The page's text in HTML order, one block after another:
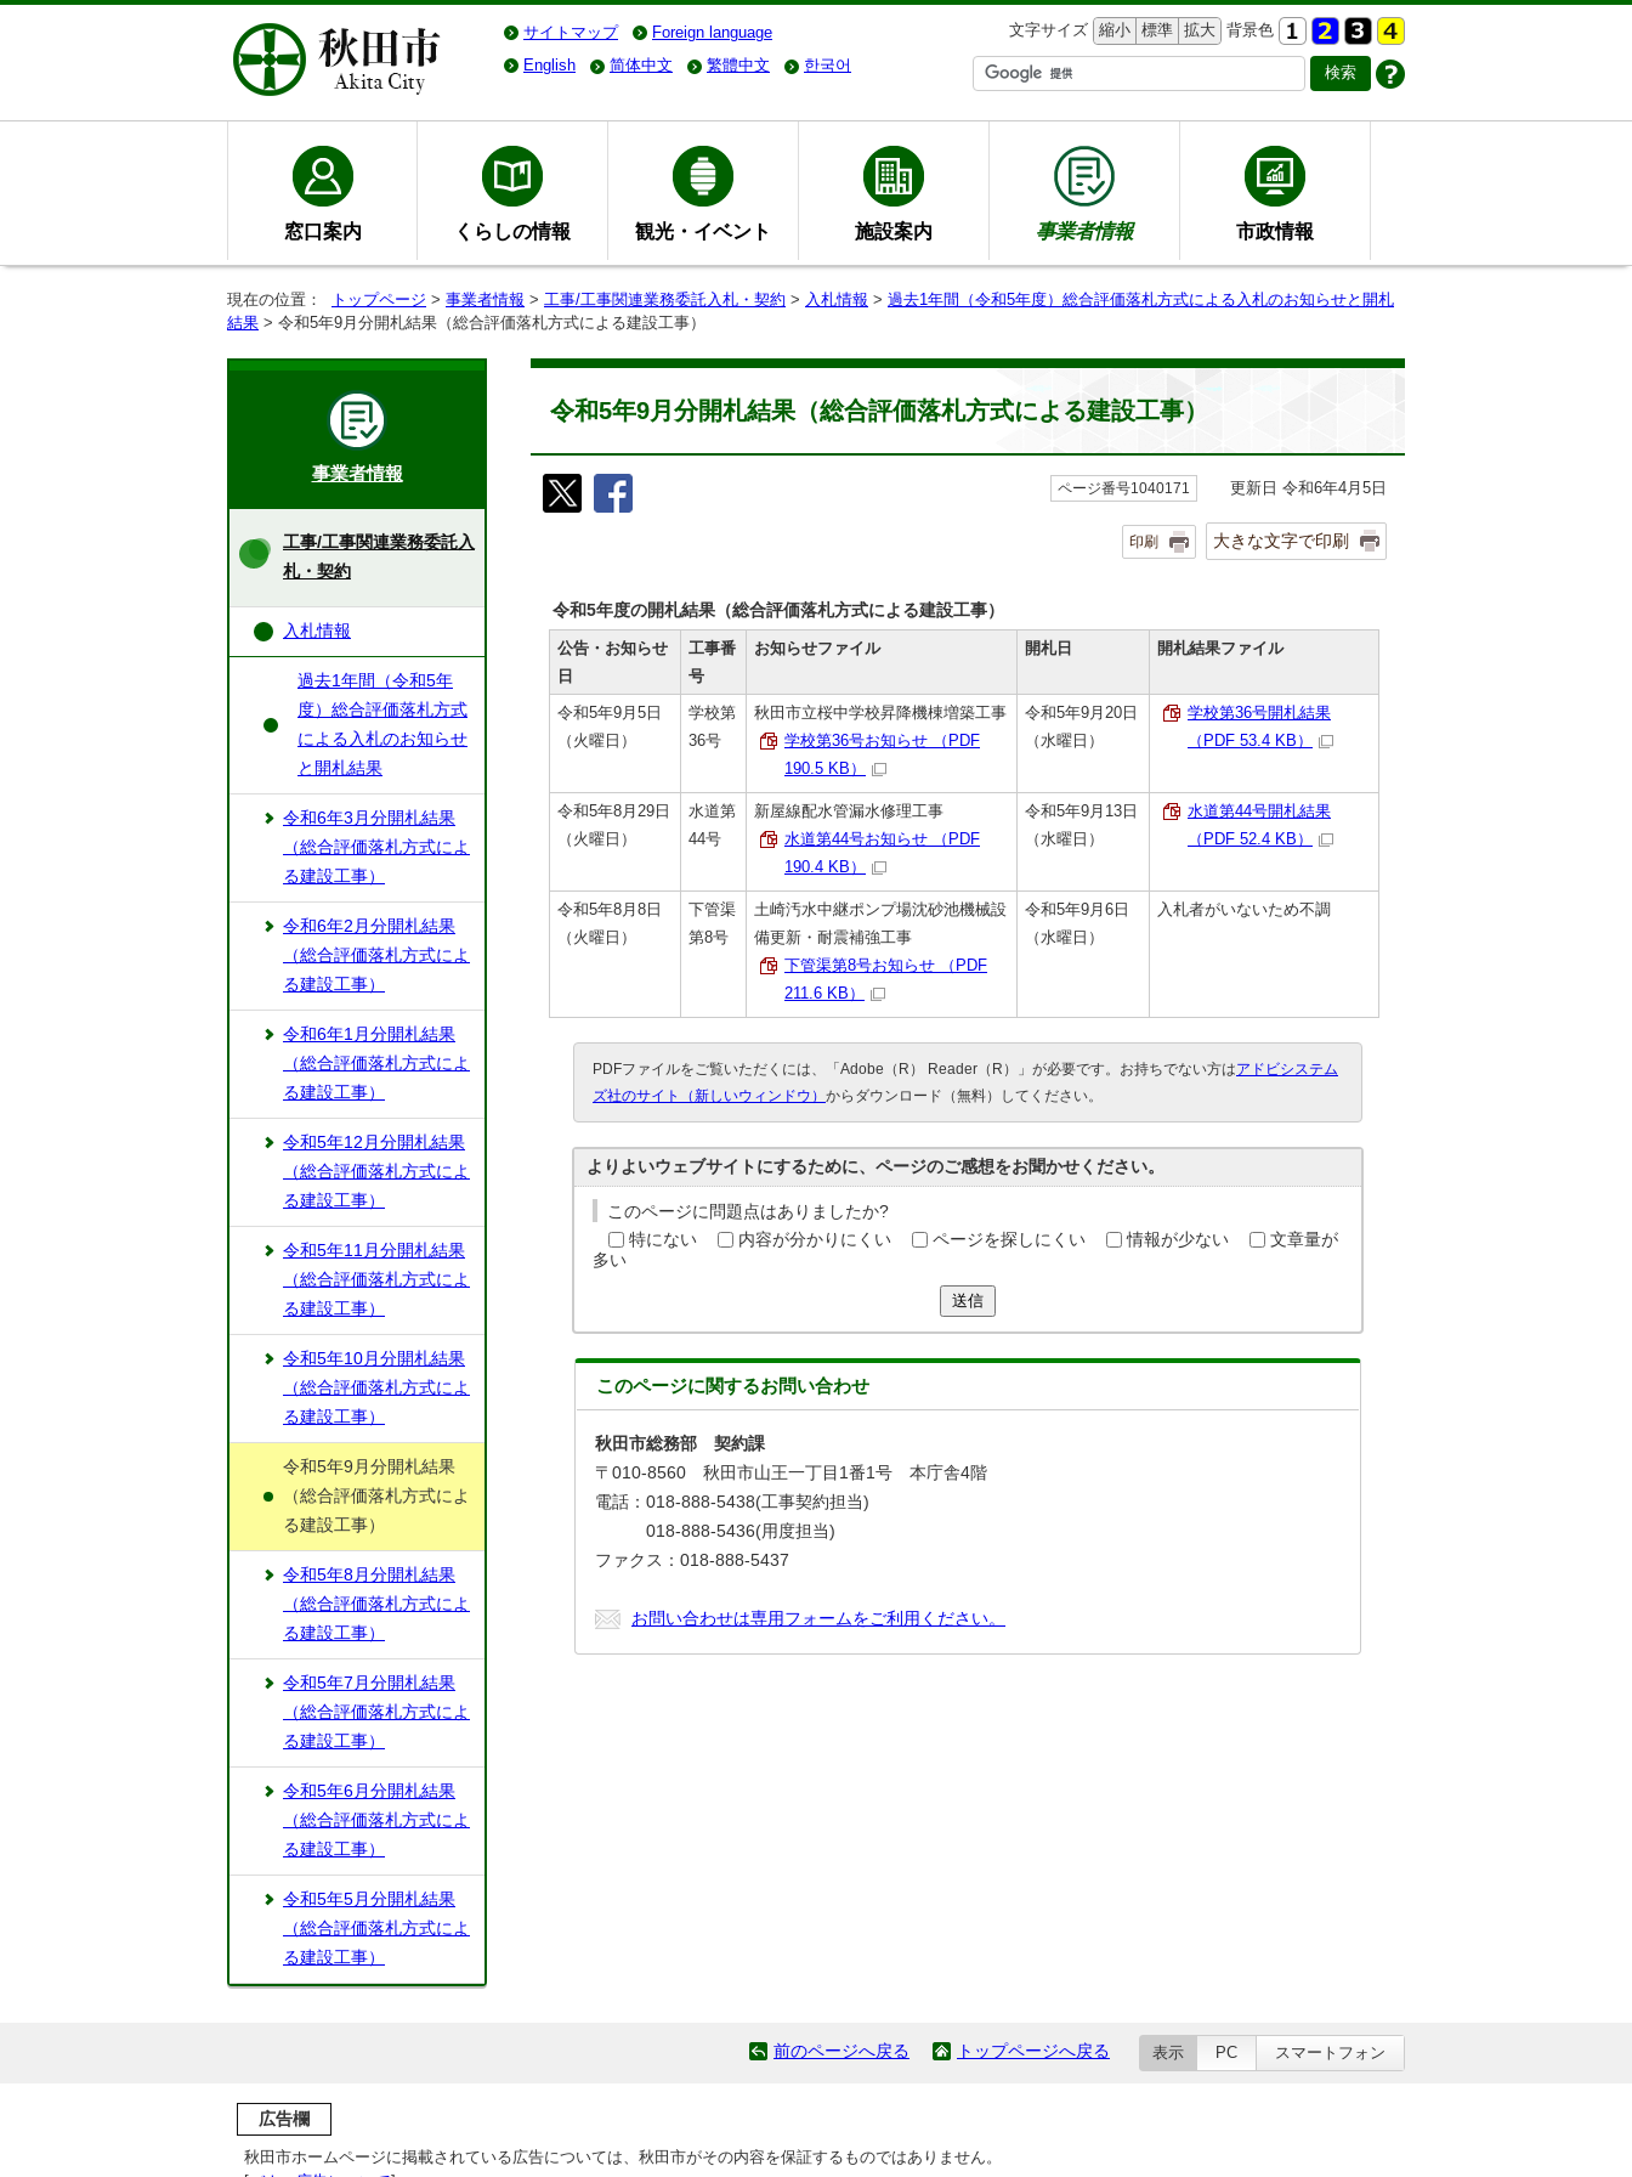
サイトマップ Foreign language 文字サイズ 縮小 標準 拡大 背景色
English
简体中文 繁體中文 한국어
窓口案内 くらしの情報 観光・イベント 施設案内 事業者情報 市政情報
現在の位置： トップページ > 事業者情報 > 工事/工事関連業務委託入札・契約 > 入札情報 > 過去1年間（令和5年度）総合評価落札方式による入札のお知らせと開札
結果 > 令和5年9月分開札結果（総合評価落札方式による建設工事）
令和5年9月分開札結果（総合評価落札方式による建設工事）
ページ番号1040171 更新日 令和6年4月5日
印刷 大きな文字で印刷
令和5年度の開札結果（総合評価落札方式による建設工事）
公告・お知らせ
日
工事番
号
お知らせファイル 開札日 開札結果ファイル
令和5年9月5日
（火曜日）
学校第
36号
秋田市立桜中学校昇降機棟増築工事
学校第36号お知らせ （PDF
190.5 KB）
令和5年9月20日
（水曜日）
学校第36号開札結果
（PDF 53.4 KB）
令和5年8月29日
（火曜日）
水道第
44号
新屋線配水管漏水修理工事
水道第44号お知らせ （PDF
190.4 KB）
令和5年9月13日
（水曜日）
水道第44号開札結果
（PDF 52.4 KB）
令和5年8月8日
（火曜日）
下管渠
第8号
土崎汚水中継ポンプ場沈砂池機械設
備更新・耐震補強工事
下管渠第8号お知らせ （PDF
211.6 KB）
令和5年9月6日
（水曜日）
入札者がいないため不調
PDFファイルをご覧いただくには、「Adobe（R） Reader（R）」が必要です。お持ちでない方はアドビシステム
ズ社のサイト（新しいウィンドウ） からダウンロード（無料）してください。
よりよいウェブサイトにするために、ページのご感想をお聞かせください。
このページに問題点はありましたか?
特にない
内容が分かりにくい ページを探しにくい 情報が少ない
文章量が
多い
送信
このページに関するお問い合わせ
秋田市総務部 契約課
〒010-8560 秋田市山王一丁目1番1号 本庁舎4階
電話：018-888-5438(工事契約担当)
018-888-5436(用度担当)
ファクス：018-888-5437
お問い合わせは専用フォームをご利用ください。
事業者情報
工事/工事関連業務委託入
札・契約
入札情報
過去1年間（令和5年
度）総合評価落札方式
による入札のお知らせ
と開札結果
令和6年3月分開札結果
（総合評価落札方式によ
る建設工事）
令和6年2月分開札結果
（総合評価落札方式によ
る建設工事）
令和6年1月分開札結果
（総合評価落札方式によ
る建設工事）
令和5年12月分開札結果
（総合評価落札方式によ
る建設工事）
令和5年11月分開札結果
（総合評価落札方式によ
る建設工事）
令和5年10月分開札結果
（総合評価落札方式によ
る建設工事）
令和5年9月分開札結果
（総合評価落札方式によ
る建設工事）
令和5年8月分開札結果
（総合評価落札方式によ
る建設工事）
令和5年7月分開札結果
（総合評価落札方式によ
る建設工事）
令和5年6月分開札結果
（総合評価落札方式によ
る建設工事）
令和5年5月分開札結果
（総合評価落札方式によ
る建設工事）
前のページへ戻る トップページへ戻る 表示 PC スマートフォン
広告欄
秋田市ホームページに掲載されている広告については、秋田市がその内容を保証するものではありません。